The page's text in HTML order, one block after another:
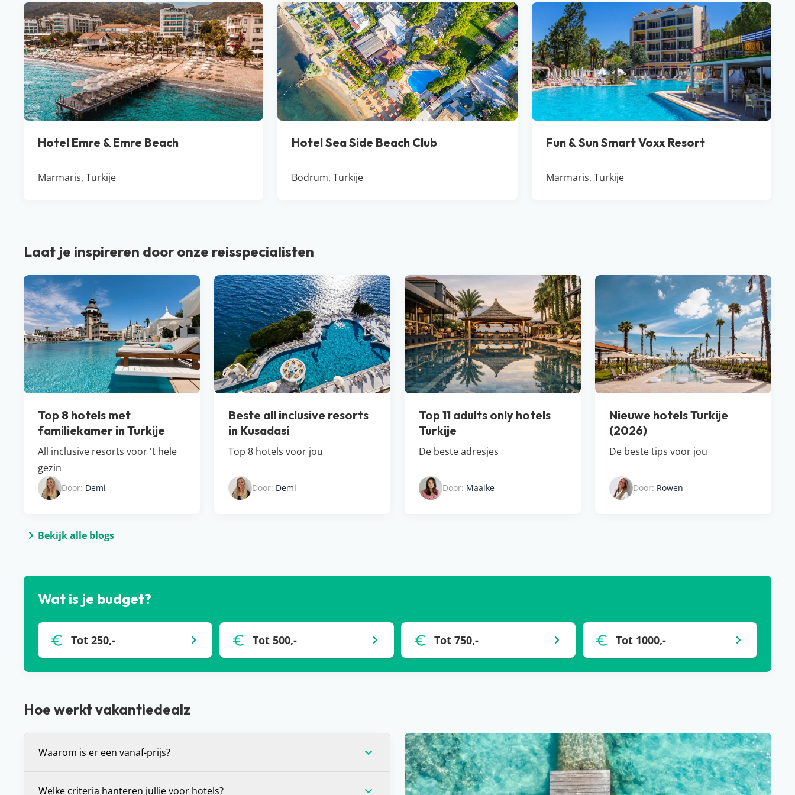
Hotel Emre & Emre Beach
Marmaris, Turkije
Hotel Sea Side Beach Club
Bodrum, Turkije
Fun & Sun Smart Voxx Resort
Marmaris, Turkije
Laat je inspireren door onze reisspecialisten
Top 8 hotels met
familiekamer in Turkije
All inclusive resorts voor 't hele
gezin
Door: Demi
Beste all inclusive resorts
in Kusadasi
Top 8 hotels voor jou
Door: Demi
Top 11 adults only hotels
Turkije
De beste adresjes
Door: Maaike
Nieuwe hotels Turkije
(2026)
De beste tips voor jou
Door: Rowen
Bekijk alle blogs
Wat is je budget?
Tot 250,- Tot 500,- Tot 750,- Tot 1000,-
Hoe werkt vakantiedealz
Waarom is er een vanaf-prijs?
Welke criteria hanteren jullie voor hotels?